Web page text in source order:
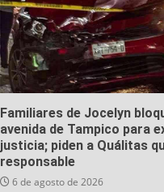
Familiares de Jocelyn
avenida de Tampico para
justicia; piden a Quálitas
responsable
6 de agosto de 2026